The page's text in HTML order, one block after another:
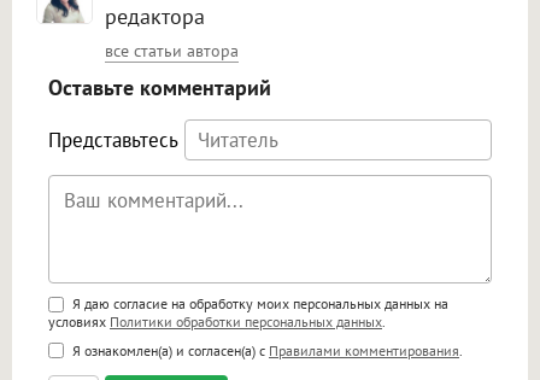
редактора
все статьи автора
Оставьте комментарий
Представьтесь
Поддержка HTML
<b>, <strong>, <u>, <i>, <em>, <s>, <big>,
<small>, <sup>, <sub>, <pre>, <ul>, <ol>, <li>,
Я даю согласие на обработку моих персональных данных на
условиях Политики обработки персональных данных
Я ознакомлен(а) и согласен(а) с Правилами комментирования